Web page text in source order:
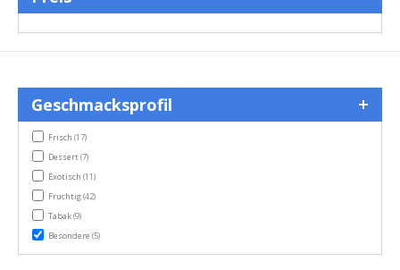
Geschmacksprofil
Frisch(17)items
Dessert(7)items
Exotisch(11)items
Fruchtig(42)items
Tabak(9)items
Besondere(5)items